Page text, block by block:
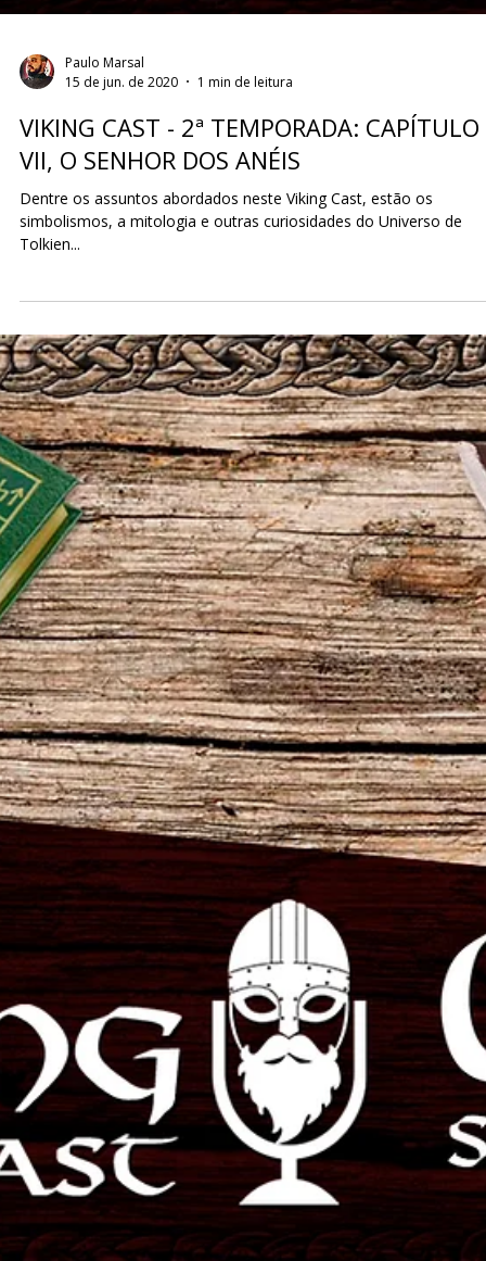
Paulo Marsal
22 de jun. de 2020
1 min de leitura
VIKING CAST - 2ª TEMPORADA: CAPÍTULO
VIII, PROFISSÃO DE FERREIRO
Neste programa, o bate papo segue em torno dos desafios dos
ferreiros contemporâneos, as similaridades e as diferenças com
tempos vikings